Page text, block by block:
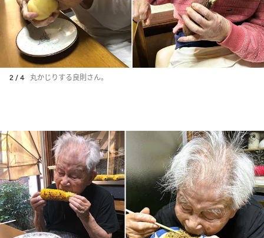
2 / 4 丸かじりする良則さん。